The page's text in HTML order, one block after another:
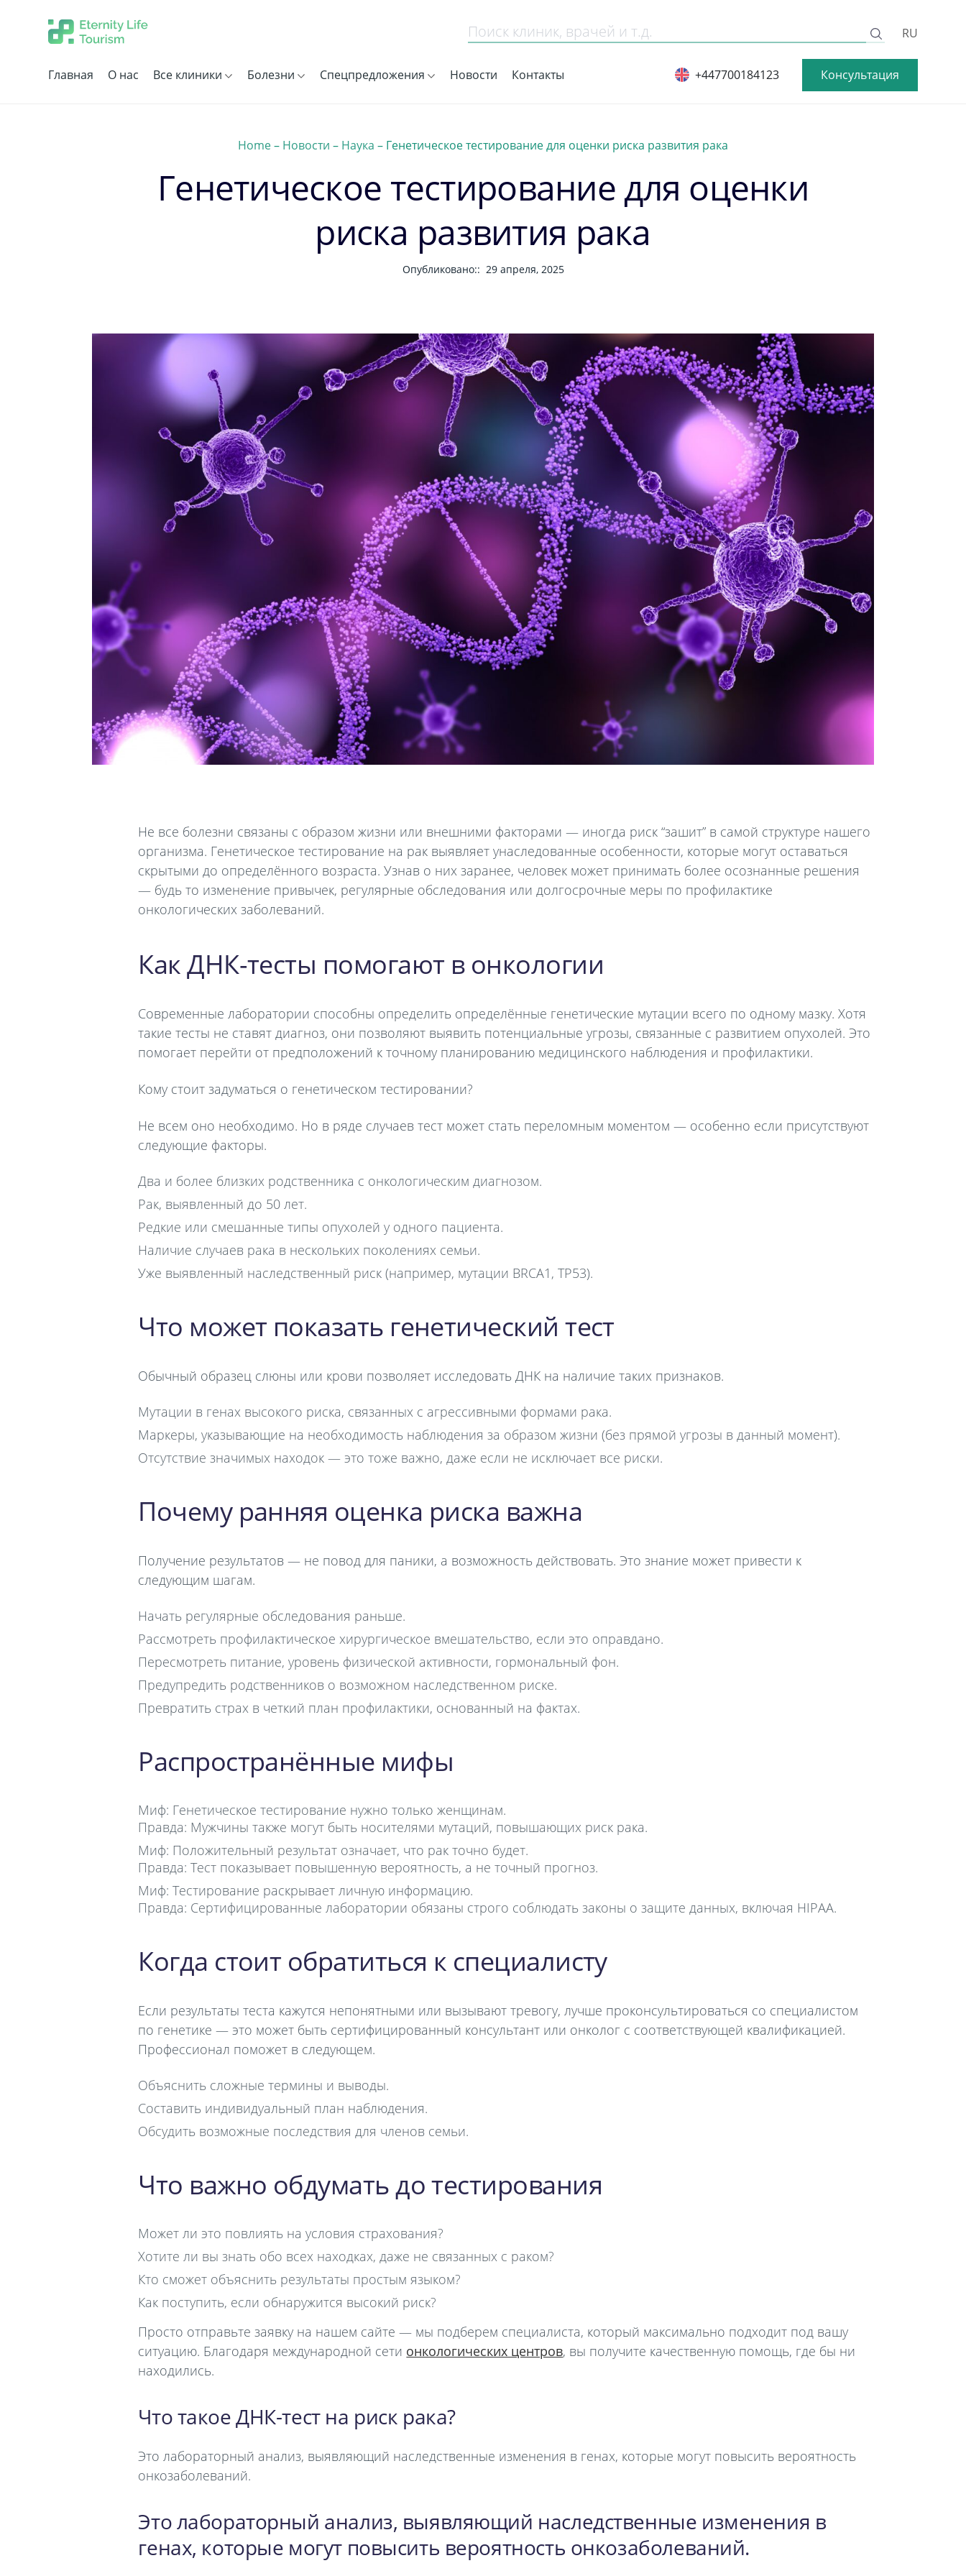
RU
Главная О нас Все клиники Болезни Спецпредложения Новости Контакты +447700184123 Консультация
Home– Новости – Наука – Генетическое тестирование для оценки риска развития рака
Генетическое тестирование для оценки
риска развития рака
Опубликовано:: 29 апреля, 2025
Не все болезни связаны с образом жизни или внешними факторами — иногда риск “зашит” в самой структуре нашего
организма. Генетическое тестирование на рак выявляет унаследованные особенности, которые могут оставаться
скрытыми до определённого возраста. Узнав о них заранее, человек может принимать более осознанные решения
— будь то изменение привычек, регулярные обследования или долгосрочные меры по профилактике
онкологических заболеваний.
Как ДНК-тесты помогают в онкологии
Современные лаборатории способны определить определённые генетические мутации всего по одному мазку. Хотя
такие тесты не ставят диагноз, они позволяют выявить потенциальные угрозы, связанные с развитием опухолей. Это
помогает перейти от предположений к точному планированию медицинского наблюдения и профилактики.
Кому стоит задуматься о генетическом тестировании?
Не всем оно необходимо. Но в ряде случаев тест может стать переломным моментом — особенно если присутствуют
следующие факторы.
Два и более близких родственника с онкологическим диагнозом.
Рак, выявленный до 50 лет.
Редкие или смешанные типы опухолей у одного пациента.
Наличие случаев рака в нескольких поколениях семьи.
Уже выявленный наследственный риск (например, мутации BRCA1, TP53).
Что может показать генетический тест
Обычный образец слюны или крови позволяет исследовать ДНК на наличие таких признаков.
Мутации в генах высокого риска, связанных с агрессивными формами рака.
Маркеры, указывающие на необходимость наблюдения за образом жизни (без прямой угрозы в данный момент).
Отсутствие значимых находок — это тоже важно, даже если не исключает все риски.
Почему ранняя оценка риска важна
Получение результатов — не повод для паники, а возможность действовать. Это знание может привести к
следующим шагам.
Начать регулярные обследования раньше.
Рассмотреть профилактическое хирургическое вмешательство, если это оправдано.
Пересмотреть питание, уровень физической активности, гормональный фон.
Предупредить родственников о возможном наследственном риске.
Превратить страх в четкий план профилактики, основанный на фактах.
Распространённые мифы
Миф: Генетическое тестирование нужно только женщинам.
Правда: Мужчины также могут быть носителями мутаций, повышающих риск рака.
Миф: Положительный результат означает, что рак точно будет.
Правда: Тест показывает повышенную вероятность, а не точный прогноз.
Миф: Тестирование раскрывает личную информацию.
Правда: Сертифицированные лаборатории обязаны строго соблюдать законы о защите данных, включая HIPAA.
Когда стоит обратиться к специалисту
Если результаты теста кажутся непонятными или вызывают тревогу, лучше проконсультироваться со специалистом
по генетике — это может быть сертифицированный консультант или онколог с соответствующей квалификацией.
Профессионал поможет в следующем.
Объяснить сложные термины и выводы.
Составить индивидуальный план наблюдения.
Обсудить возможные последствия для членов семьи.
Что важно обдумать до тестирования
Может ли это повлиять на условия страхования?
Хотите ли вы знать обо всех находках, даже не связанных с раком?
Кто сможет объяснить результаты простым языком?
Как поступить, если обнаружится высокий риск?
Просто отправьте заявку на нашем сайте — мы подберем специалиста, который максимально подходит под вашу
ситуацию. Благодаря международной сети онкологических центров, вы получите качественную помощь, где бы ни
находились.
Что такое ДНК-тест на риск рака?
Это лабораторный анализ, выявляющий наследственные изменения в генах, которые могут повысить вероятность
онкозаболеваний.
Это лабораторный анализ, выявляющий наследственные изменения в
генах, которые могут повысить вероятность онкозаболеваний.